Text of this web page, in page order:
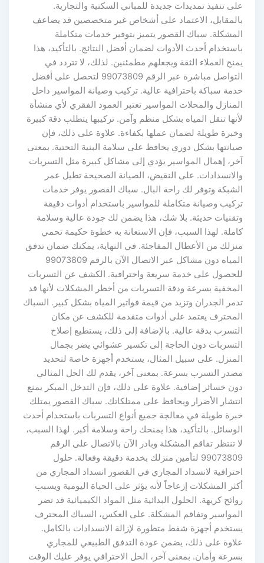
على تنفيذ تمديدات جديدة للمباني السكنية والتجارية.
بالمقابل، الاعتماد على أشخاص غير متخصصين قد يضاعف
المشكلة. سباك القصور يتميز بتوفير خدمات متكاملة
باستخدام أحدث الأدوات لضمان أفضل النتائج. بالتأكيد، هذا
يمنح العملاء الثقة ويجعلهم مطمئنين. لذلك، لا تتردد في
التواصل مباشرة عبر الرقم 99073809 لتحصل على أفضل
خدمة سباكة باحترافية عالية. تركيب وصيانة المواسير داخل
المنازل والمحلات المواسير تعتبر العمود الفقري لأي منشأة
لأنها تنقل المياه بشكل منظم وآمن. تركيبها يتطلب دقة كبيرة
وخبرة طويلة لضمان عملها بكفاءة. علاوة على ذلك، فإن
صيانتها بشكل دوري يحافظ على سلامة البنية التحتية. بمعنى
آخر، إهمال المواسير يؤدي إلى مشاكل كبيرة مثل التسربات
والانسدادات. على النقيض، الصيانة الصحيحة تطيل عمر
الشبكة وتوفر لك راحة البال. سباك القصور يوفر خدمات
تركيب وصيانة متكاملة للمواسير باستخدام أدوات دقيقة
وتقنيات حديثة. بلا شك، هذا يضمن لك جودة عالية وسلامة
كاملة. لهذا السبب، فإن الاستعانة به خطوة حكيمة تحمي
منزلك من الأعطال المفاجئة. في النهاية، يمكنك ضمان تدفق
المياه دون مشاكل عبر الاتصال الآن بالرقم 99073809
للحصول على خدمة سريعة واحترافية. الكشف عن التسربات
المخفية بسرعة ودقة التسربات من أخطر المشكلات لأنها قد
تدمر الجدران وتزيد من قيمة فواتير المياه بشكل كبير. السباك
المحترف يعتمد على أدوات متقدمة للكشف عن مكان
التسرب بدقة عالية. بالإضافة إلى ذلك، يستطيع إصلاح
التسربات دون الحاجة إلى تكسير عشوائي يضر بجمال
المنزل. على سبيل المثال، يستخدم أجهزة خاصة لتحديد
مصدر التسرب بسرعة. بمعنى آخر، يقدم لك الحل المثالي
دون خسائر إضافية. علاوة على ذلك، فإن التدخل المبكر يمنع
انتشار الأضرار ويحافظ على ممتلكاتك. سباك القصور يمتلك
خبرة طويلة في معالجة جميع أنواع التسربات باستخدام أحدث
الوسائل. بالتأكيد، هذا يمنحك راحة وسلامة أكبر. لهذا السبب،
لا تنتظر تفاقم المشكلة وبادر الآن بالاتصال على الرقم
99073809 لتأمين منزلك بخدمة دقيقة وفعالة. حلول
احترافية لانسداد المجاري في القصور انسداد المجاري من
أكثر المشكلات إزعاجاً لأنه يؤثر على الحياة اليومية ويسبب
روائح كريهة. الحلول البدائية مثل المواد الكيميائية قد تضر
المواسير وتفاقم المشكلة. على العكس، السباك المحترف
يستخدم أجهزة شفط متطورة لإزالة الانسدادات بالكامل.
علاوة على ذلك، يضمن عودة التدفق الطبيعي للمجاري
بسرعة وأمان. بمعنى آخر، الحل الاحترافي يوفر عليك الوقت